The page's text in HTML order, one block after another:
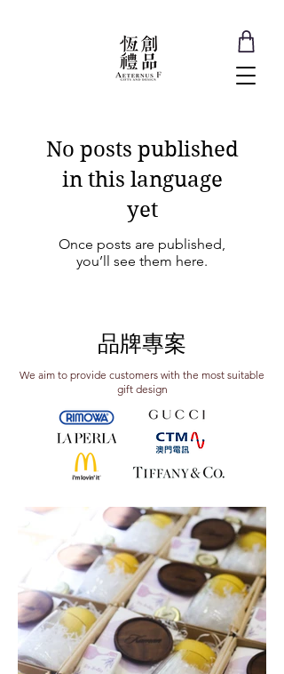
No posts published
in this language
yet
Once posts are published,
you’ll see them here.
品牌專案
We aim to provide customers with the most suitable
gift design